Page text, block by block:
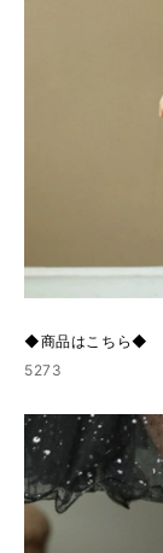
◆商品はこちら◆
5273